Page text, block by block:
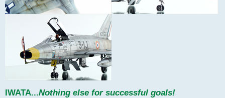
IWATA...Nothing else for successful goals!